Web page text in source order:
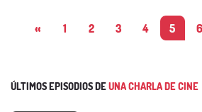
« 1 2 3 4 5 6
ÚLTIMOS EPISODIOS DEUNA CHARLA DE CINE